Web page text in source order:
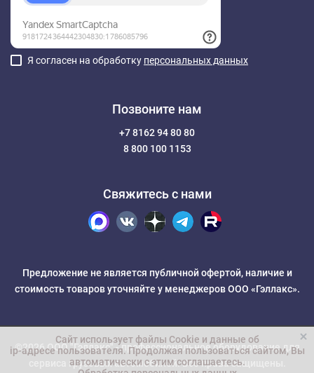
Я согласен на обработку персональных данных
Позвоните нам
+7 8162 94 80 80
8 800 100 1153
Свяжитесь с нами
Предложение не является публичной офертой, наличие и
стоимость товаров уточняйте у менеджеров ООО «Гэллакс».
©2026 ООО "Гэллакс" -профессиональное оборудование для
сервиса грузовых автомобилей. Все права защищены.
Сайт использует файлы Cookie и данные об
ip-адресе пользователя. Продолжая пользоваться сайтом, Вы
автоматически с этим соглашаетесь.